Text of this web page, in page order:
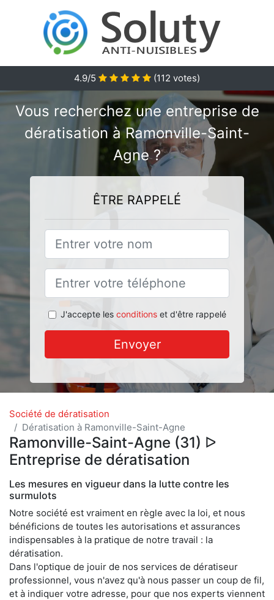
4.9/5 (112 votes)
Vous recherchez une entreprise de
dératisation à Ramonville-Saint-
Agne ?
ÊTRE RAPPELÉ
J'accepte les conditionset d'être rappelé
Envoyer
Société de dératisation
Dératisation à Ramonville-Saint-Agne
Ramonville-Saint-Agne (31) ᐅ
Entreprise de dératisation
Les mesures en vigueur dans la lutte contre les
surmulots
Notre société est vraiment en règle avec la loi, et nous
bénéficions de toutes les autorisations et assurances
indispensables à la pratique de notre travail : la
dératisation.
Dans l'optique de jouir de nos services de dératiseur
professionnel, vous n'avez qu'à nous passer un coup de fil,
et à indiquer votre adresse, pour que nos experts viennent